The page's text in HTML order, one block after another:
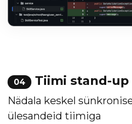
04 Tiimi stand-up
Nädala keskel
ülesandeid tiimiga